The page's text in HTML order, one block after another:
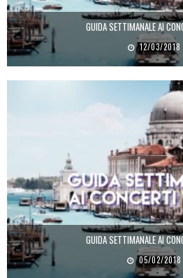
GUIDA SETTIMANALE AI
12/03/2018
GUIDA SETTIMANALE AI
05/02/2018